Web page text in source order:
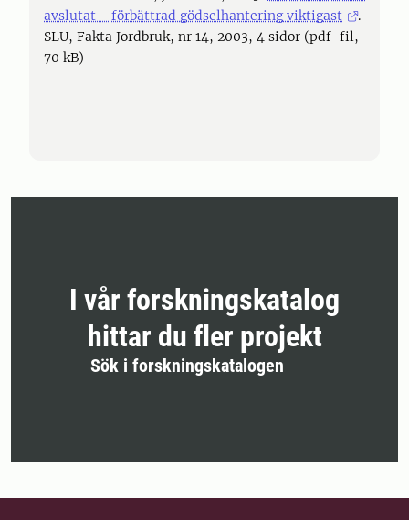
avslutat - förbättrad gödselhantering viktigast
.
SLU, Fakta Jordbruk, nr 14, 2003, 4 sidor (pdf-fil,
70 kB)
I vår forskningskatalog
hittar du fler projekt
Sök i forskningskatalogen